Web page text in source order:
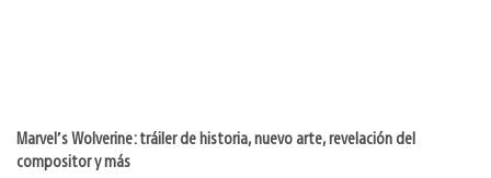
Marvel’s Wolverine: tráiler de historia, nuevo arte, revelación del
compositor y más